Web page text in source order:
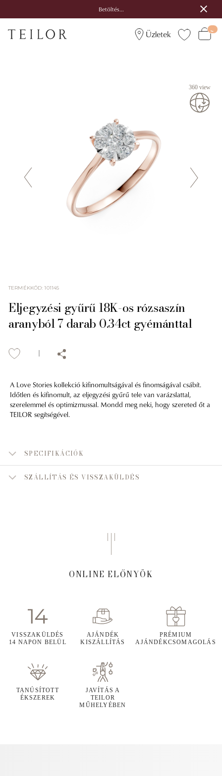
Betöltés...
Üzletek
360 view
TERMÉKKÓD:101145
Eljegyzési gyűrű 18K-os rózsaszín
aranyból 7 darab 0.34ct gyémánttal
A Love Stories kollekció kifinomultságával és finomságával csábít.
Időtlen és kifinomult, az eljegyzési gyűrű tele van varázslattal,
szerelemmel és optimizmussal. Mondd meg neki, hogy szereted őt a
TEILOR segítségével.
SPECIFIKÁCIÓK
SZÁLLÍTÁS ÉS VISSZAKÜLDÉS
ONLINE ELŐNYÖK
VISSZAKÜLDÉS
14 NAPON BELÜL
AJÁNDÉK
KISZÁLLÍTÁS
PRÉMIUM
AJÁNDÉKCSOMAGOLÁS
TANÚSÍTOTT
ÉKSZEREK
JAVÍTÁS A
TEILOR
MŰHELYÉBEN